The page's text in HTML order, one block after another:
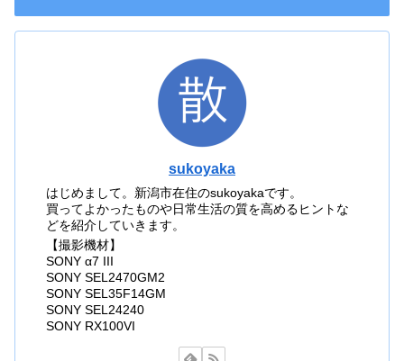
sukoyaka
はじめまして。新潟市在住のsukoyakaです。
買ってよかったものや日常生活の質を高めるヒントな
どを紹介していきます。
【撮影機材】
SONY α7 III
SONY SEL2470GM2
SONY SEL35F14GM
SONY SEL24240
SONY RX100VI